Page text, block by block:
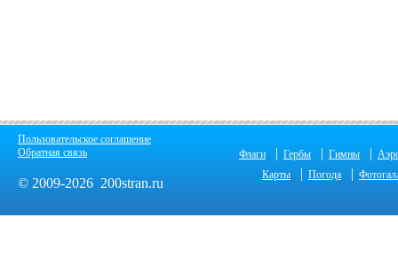
Пользовательское соглашение
Обратная связь
© 2009-2026 200stran.ru
Флаги | Гербы | Гимны |
Карты
| Погода |